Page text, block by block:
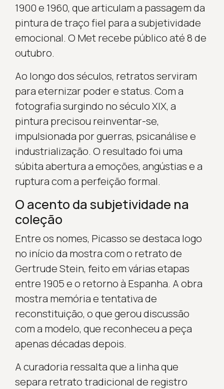
1900 e 1960, que articulam a passagem da
pintura de traço fiel para a subjetividade
emocional. O Met recebe público até 8 de
outubro.
Ao longo dos séculos, retratos serviram
para eternizar poder e status. Com a
fotografia surgindo no século XIX, a
pintura precisou reinventar-se,
impulsionada por guerras, psicanálise e
industrialização. O resultado foi uma
súbita abertura a emoções, angústias e a
ruptura com a perfeição formal.
O acento da subjetividade na
coleção
Entre os nomes, Picasso se destaca logo
no início da mostra com o retrato de
Gertrude Stein, feito em várias etapas
entre 1905 e o retorno à Espanha. A obra
mostra memória e tentativa de
reconstituição, o que gerou discussão
com a modelo, que reconheceu a peça
apenas décadas depois.
A curadoria ressalta que a linha que
separa retrato tradicional de registro